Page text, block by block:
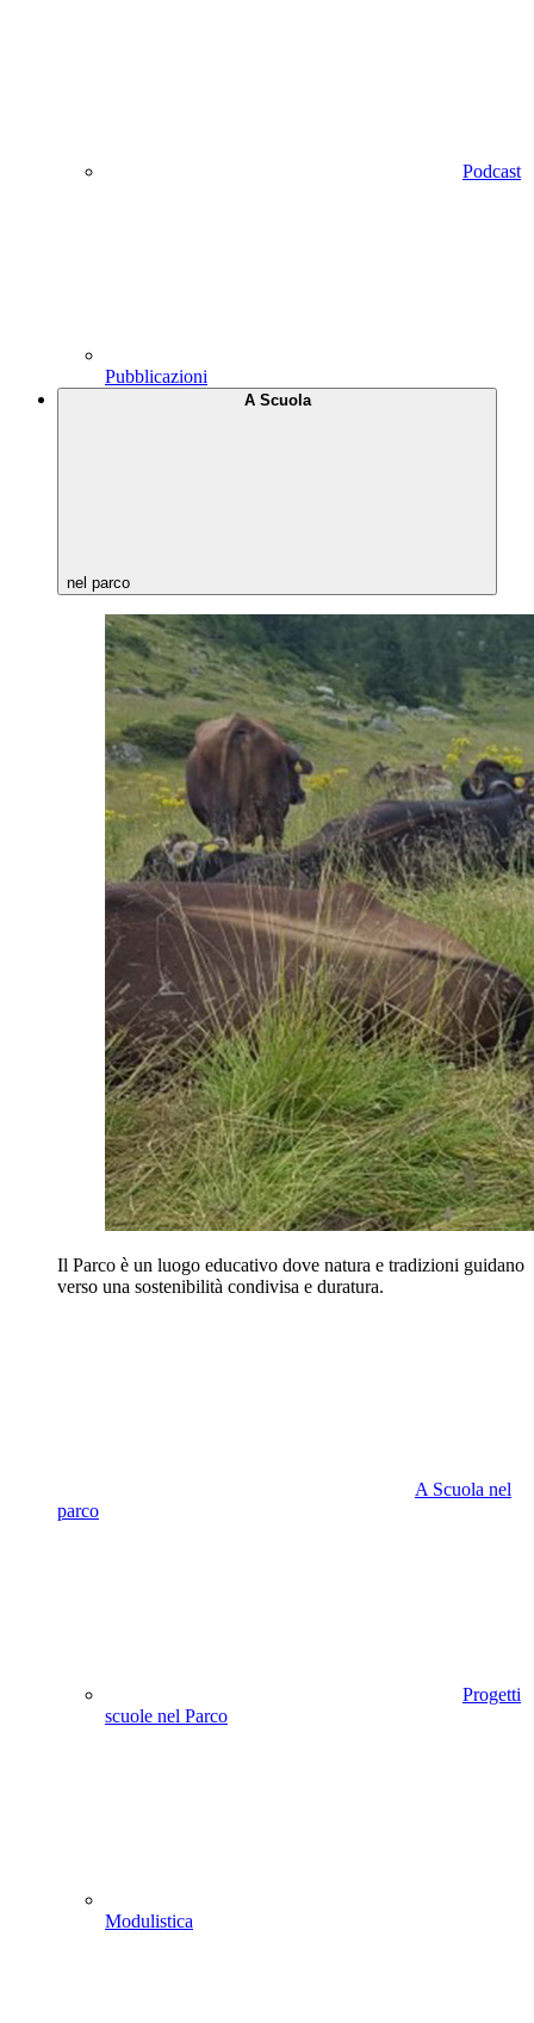
Podcast
Pubblicazioni
A Scuola
nel parco
Il Parco è un luogo educativo dove natura e tradizioni guidano
verso una sostenibilità condivisa e duratura.
A Scuola nel
parco
Progetti
scuole nel Parco
Modulistica